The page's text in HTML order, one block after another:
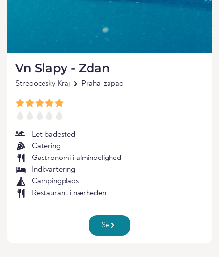
Vn Slapy - Zdan
Stredocesky Kraj Praha-zapad
Let badested
Catering
Gastronomi i almindelighed
Indkvartering
Campingplads
Restaurant i nærheden
Se